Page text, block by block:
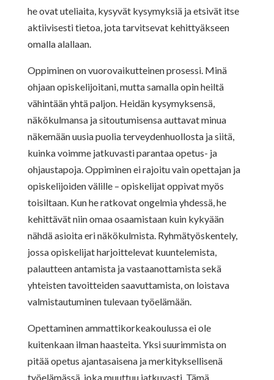
he ovat uteliaita, kysyvät kysymyksiä ja etsivät itse
aktiivisesti tietoa, jota tarvitsevat kehittyäkseen
omalla alallaan.
Oppiminen on vuorovaikutteinen prosessi. Minä
ohjaan opiskelijoitani, mutta samalla opin heiltä
vähintään yhtä paljon. Heidän kysymyksensä,
näkökulmansa ja sitoutumisensa auttavat minua
näkemään uusia puolia terveydenhuollosta ja siitä,
kuinka voimme jatkuvasti parantaa opetus- ja
ohjaustapoja. Oppiminen ei rajoitu vain opettajan ja
opiskelijoiden välille – opiskelijat oppivat myös
toisiltaan. Kun he ratkovat ongelmia yhdessä, he
kehittävät niin omaa osaamistaan kuin kykyään
nähdä asioita eri näkökulmista. Ryhmätyöskentely,
jossa opiskelijat harjoittelevat kuuntelemista,
palautteen antamista ja vastaanottamista sekä
yhteisten tavoitteiden saavuttamista, on loistava
valmistautuminen tulevaan työelämään.
Opettaminen ammattikorkeakoulussa ei ole
kuitenkaan ilman haasteita. Yksi suurimmista on
pitää opetus ajantasaisena ja merkityksellisenä
työelämässä, joka muuttuu jatkuvasti. Tämä